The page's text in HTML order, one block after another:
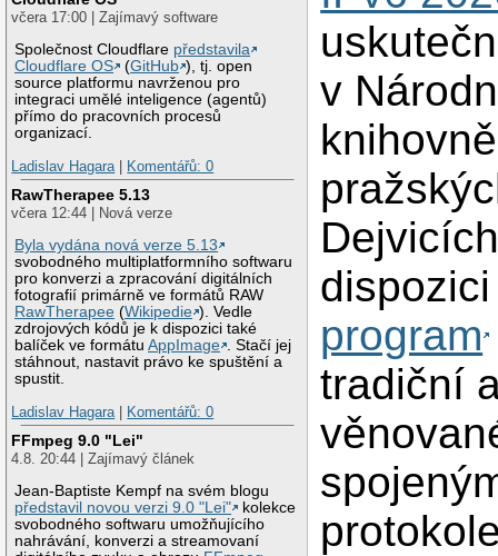
včera 17:00 | Zajímavý software
Společnost Cloudflare představila
Cloudflare OS
(GitHub ), tj. open
source platformu navrženou pro
integraci umělé inteligence (agentů)
přímo do pracovních procesů
organizací.
Ladislav Hagara
Komentářů: 0
RawTherapee 5.13
včera 12:44 | Nová verze
Byla vydána nová verze 5.13
svobodného multiplatformního softwaru
pro konverzi a zpracování digitálních
fotografií primárně ve formátů RAW
RawTherapee (Wikipedie ). Vedle
zdrojových kódů je k dispozici také
balíček ve formátuAppImage . Stačí jej
stáhnout, nastavit právo ke spuštění a
spustit.
Ladislav Hagara
Komentářů: 0
FFmpeg 9.0 "Lei"
4.8. 20:44 | Zajímavý článek
Jean-Baptiste Kempf na svém blogu
představil novou verzi 9.0 "Lei"
kolekce
svobodného softwaru umožňujícího
nahrávání, konverzi a streamovaní
v
program
tradiční